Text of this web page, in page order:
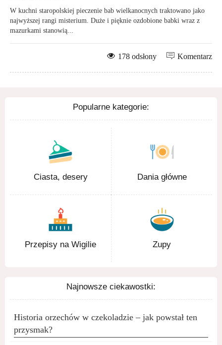
W kuchni staropolskiej pieczenie bab wielkanocnych traktowano jako
najwyższej rangi misterium. Duże i pięknie ozdobione babki wraz z
mazurkami stanowią...
Komentarz
178 odsłony
Popularne kategorie:
Ciasta, desery Dania główne
Przepisy na Wigilie Zupy
Najnowsze ciekawostki:
Historia orzechów w czekoladzie – jak powstał ten
przysmak?